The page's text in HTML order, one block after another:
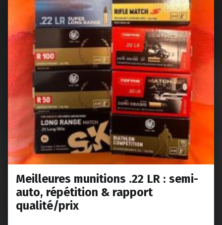
Meilleures munitions .22 LR : semi-
auto, répétition & rapport
qualité/prix